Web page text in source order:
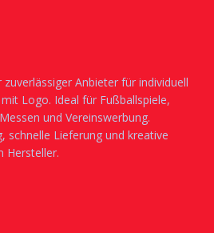
Anbieter für individuell
Logo. Ideal für Fußballspiele,
und Vereinswerbung.
schnelle Lieferung und kreative
Hersteller.